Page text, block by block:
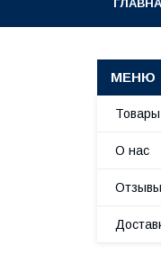
Товары
О нас
Отзывы